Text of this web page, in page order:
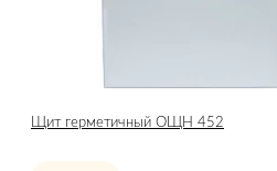
Щит герметичный ОЩН 452